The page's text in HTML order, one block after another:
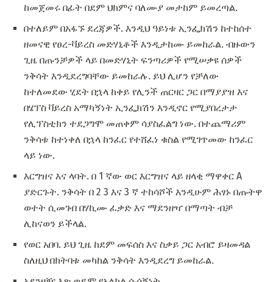
ከመጀመሩ በፊት በደም ህክምና ባለሙያ መታከም ይመረጣል.
በተለይም በአፋኙ ደረጃዎች. እንዲህ ዓይነቱ ኢንፌክሽን ከተከሰተ
ዘመናዊ የፀረ-ቫይረስ መድሃኒቶች እንዲታከሙ ይመከራል. ብዙውን
ጊዜ በጡንቻዎች ላይ በመድሃኒት ፍንጣሪዎች የሚሠቃዩ ሰዎች
ንቅሳት እንዲደረግባቸው ይመከራሉ. ይህ ሊሆን የቻለው
ከተለመደው ሂደት በኋላ ከቀይ የሊንች ጠርዛር ጋር በማያያዝ እና
በሄፕስ ቫይረስ አማካኝነት ኢንፌክሽን እንዲኖር የሚያበረታታ
የሊፕስቲክን ተደጋግሞ መጠቀም ሳያስፈልግ ነው. በተጨማሪም
ንቅሳቱ ከተነቀለ በኋላ ከንፈር የተሸፈነ ቁስል የሚገጥመው ከንፈር
ላይ ነው.
እርግዝና እና ላባት. በ 1 ኛው ወር እርግዝና ላይ ዘላቂ ማዋቀር A
ያድርጉት. ንቅሳት በ 2 3 እና 3 ኛ ተከሳሾች እንዲሁም ሕፃኑ በጡትዋ
ወተት ሲመገብ በሃኪሙ ፈቃድ እና ማደንዘዣ በማጣት ብቻ
ሊከናወን ይችላል.
የወር አበባ. ይህ ጊዜ ከደም መፍሰስ እና ስቃይ ጋር አብሮ ይዛመዳል
ስለዚህ በክትባቱ መካከል ንቅሳት እንዲደረግ ይመከራል.